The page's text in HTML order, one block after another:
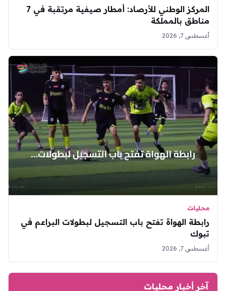
المركز الوطني للأرصاد: أمطار صيفية مرتقبة في 7
مناطق بالمملكة
أغسطس 7, 2026
محليات
رابطة الهواة تفتح باب التسجيل لبطولات البراعم في
تبوك
أغسطس 7, 2026
آخر أخبار محليات